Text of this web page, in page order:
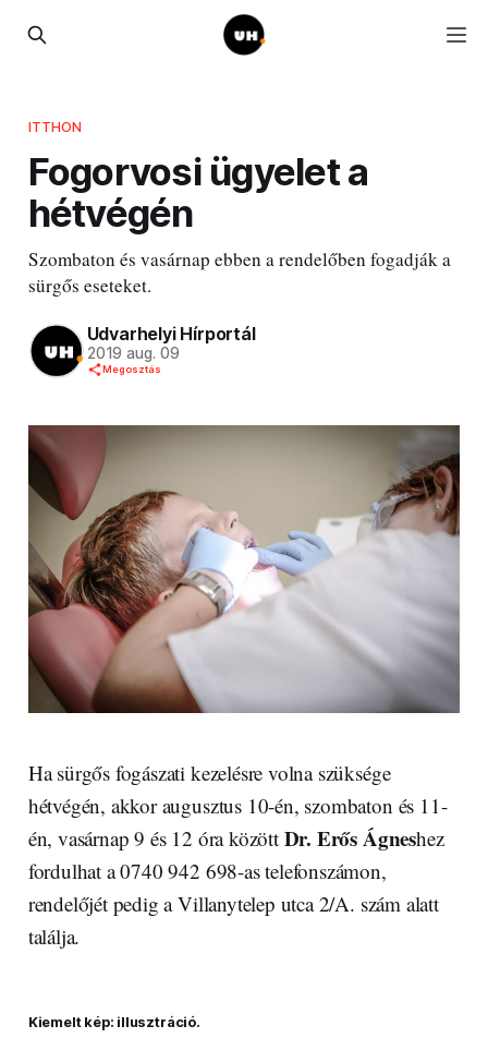
ITTHON
Fogorvosi ügyelet a
hétvégén
Szombaton és vasárnap ebben a rendelőben fogadják a
sürgős eseteket.
Udvarhelyi Hírportál
2019 aug. 09
Megosztás
Ha sürgős fogászati kezelésre volna szüksége
hétvégén, akkor augusztus 10-én, szombaton és 11-
én, vasárnap 9 és 12 óra között Dr. Erős Ágneshez
fordulhat a 0740 942 698-as telefonszámon,
rendelőjét pedig a Villanytelep utca 2/A. szám alatt
találja.
Kiemelt kép: illusztráció.